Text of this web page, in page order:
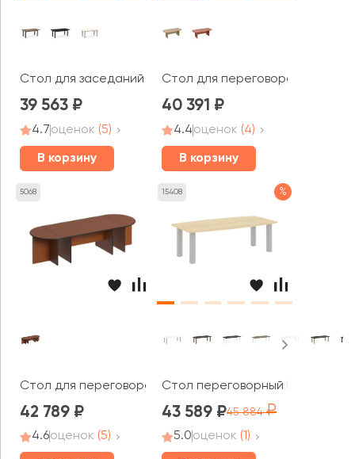
Стол для заседаний V-102 Vasanta
39 563
4.7оценок (5)
В корзину
Стол для переговоров ПТ 154
40 391
4.4оценок (4)
В корзину
5068
Стол для переговоров 301x111x75 Дин-Р
42 789
4.6оценок (5)
15408 %
Стол переговорный LT.SP-2
43 589 45 884
5.0оценок (1)